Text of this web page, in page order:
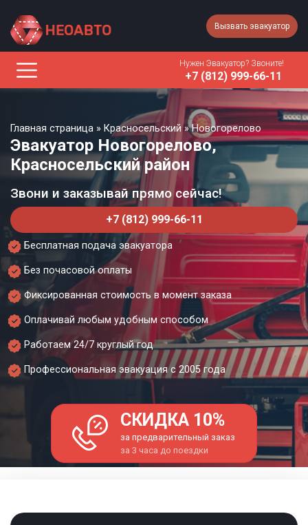
Вызвать эвакуатор
Нужен Эвакуатор? Звоните!
+7 (812) 999-66-11
Главная страница » Красносельский»Новогорелово
Эвакуатор Новогорелово,
Красносельский район
Звони и заказывай прямо сейчас!
+7 (812) 999-66-11
Бесплатная подача эвакуатора
Без почасовой оплаты
Фиксированная стоимость в момент заказа
Оплачивай любым удобным способом
Работаем 24/7 круглый год
Профессиональная эвакуация с 2005 года
СКИДКА 10%
за предварительный заказ
за 3 часа до поездки